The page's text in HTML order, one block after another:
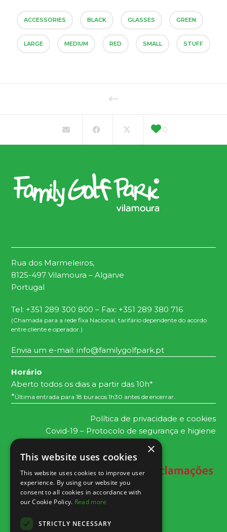
ACCESSORIES BLACK GLASSES GREEN
LARGE MEDIUM RED SMALL STUFF
0
Rua dos Marmeleiros,
8125-497 Vilamoura – Algarve
Portugal
Tel: +351 289 300 800 – Fax: +351 289 380 716
(Chamada para a rede fixa Nacional, tarifário dependente do acordo
entre cliente e operador.)
Envia um e-mail:info@familygolfpark.pt
Horário
Aberto todos os dias a partir das 10h*
*Última entrada para 18 buracos 1h30 antes de encerrar.
Política de privacidade e cookies
Covid-19 – Protocolo de segurança e higiene
×
This website uses cookies
This website uses cookies to improve user
experience. By using our website you
consent to all cookies in accordance with
our Cookie Policy. Read more
STRICTLY NECESSARY